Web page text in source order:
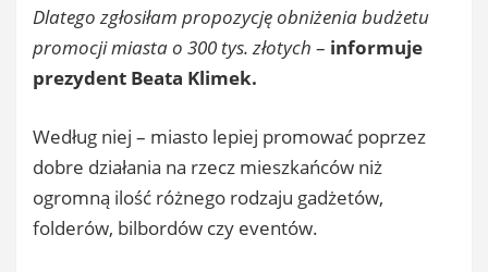
Dlatego zgłosiłam propozycję obniżenia budżetu
promocji miasta o 300 tys. złotych – informuje
prezydent Beata Klimek.
Według niej – miasto lepiej promować poprzez
dobre działania na rzecz mieszkańców niż
ogromną ilość różnego rodzaju gadżetów,
folderów, bilbordów czy eventów.